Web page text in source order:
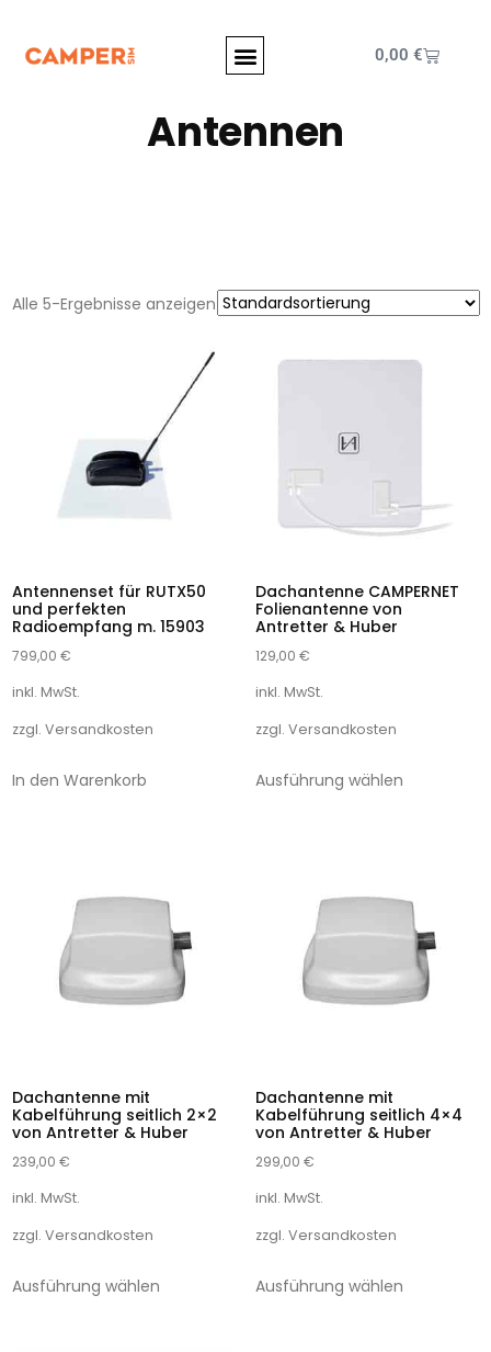
0,00 €
Antennen
Alle 5-Ergebnisse anzeigen
Antennenset für RUTX50
und perfekten
Radioempfang m. 15903
799,00 €
inkl. MwSt.
zzgl. Versandkosten
In den Warenkorb
Dachantenne CAMPERNET
Folienantenne von
Antretter & Huber
129,00 €
inkl. MwSt.
zzgl. Versandkosten
Ausführung wählen
Dachantenne mit
Kabelführung seitlich 2×2
von Antretter & Huber
239,00 €
inkl. MwSt.
zzgl. Versandkosten
Ausführung wählen
Dachantenne mit
Kabelführung seitlich 4×4
von Antretter & Huber
299,00 €
inkl. MwSt.
zzgl. Versandkosten
Ausführung wählen